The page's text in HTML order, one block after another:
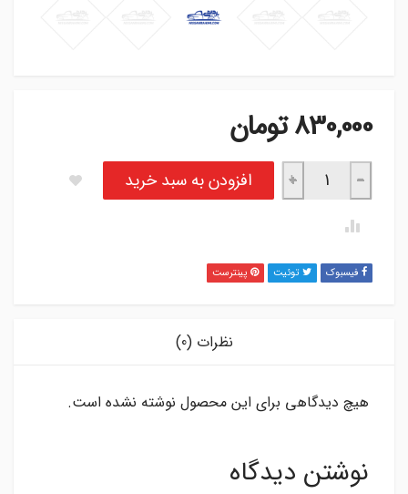
830,000 تومان
شیشه بغل چمنی نیسان عدد
−
+ افزودن به سبد خرید
فیسبوک توئیت پینترست
نظرات (0)
هیچ دیدگاهی برای این محصول نوشته نشده است.
نوشتن دیدگاه